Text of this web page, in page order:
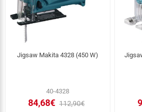
Jigsaw Makita 4328 (450 W)
40-4328
84,68€ 112,90€